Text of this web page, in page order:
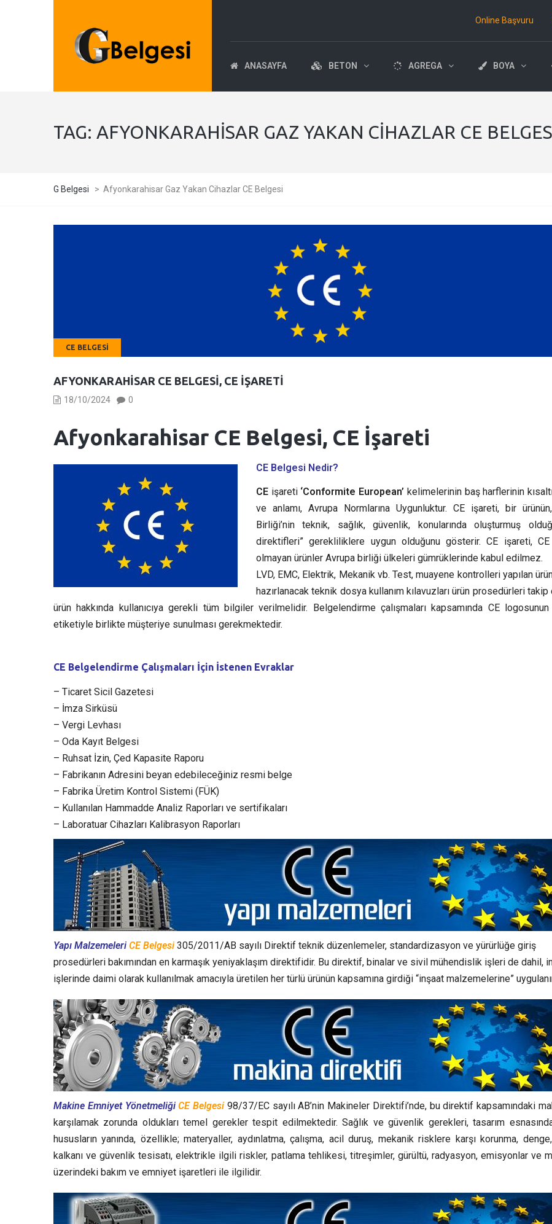
Online Başvuru
ANASAYFA BETON AGREGA BOYA
TAG: AFYONKARAHISAR GAZ YAKAN CIHAZLAR CE
G Belgesi > Afyonkarahisar Gaz Yakan Cihazlar CE Belgesi
CE BELGESI
AFYONKARAHISAR CE BELGESI, CE İŞARETI
18/10/2024 0
Afyonkarahisar CE Belgesi, CE İşareti
CE Belgesi Nedir?
CE işareti ‘Conformite European’ kelimelerinin baş harflerinin
ve anlamı, Avrupa Normlarına Uygunluktur. CE işareti, bir
Birliği’nin teknik, sağlık, güvenlik, konularında oluşturmuş
direktifleri” gerekliliklere uygun olduğunu gösterir. CE işareti,
olmayan ürünler Avrupa birliği ülkeleri gümrüklerinde kabul edilmez.
LVD, EMC, Elektrik, Mekanik vb. Test, muayene kontrolleri yapılan
hazırlanacak teknik dosya kullanım kılavuzları ürün prosedürleri
ürün hakkında kullanıcıya gerekli tüm bilgiler verilmelidir. Belgelendirme çalışmaları kapsamında CE
etiketiyle birlikte müşteriye sunulması gerekmektedir.
CE Belgelendirme Çalışmaları İçin İstenen Evraklar
– Ticaret Sicil Gazetesi
– İmza Sirküsü
– Vergi Levhası
– Oda Kayıt Belgesi
– Ruhsat İzin, Çed Kapasite Raporu
– Fabrikanın Adresini beyan edebileceğiniz resmi belge
– Fabrika Üretim Kontrol Sistemi (FÜK)
– Kullanılan Hammadde Analiz Raporları ve sertifikaları
– Laboratuar Cihazları Kalibrasyon Raporları
Yapı Malzemeleri CE Belgesi 305/2011/AB sayılı Direktif teknik düzenlemeler, standardizasyon ve yürürlüğe giriş
prosedürleri bakımından en karmaşık yeniyaklaşım direktifidir. Bu direktif, binalar ve sivil mühendislik işleri de dahil,
işlerinde daimi olarak kullanılmak amacıyla üretilen her türlü ürünün kapsamına girdiği “inşaat malzemelerine”
Makine Emniyet YönetmeliğiCE Belgesi 98/37/EC sayılı AB’nin Makineler Direktifi’nde, bu direktif kapsamındaki
karşılamak zorunda oldukları temel gerekler tespit edilmektedir. Sağlık ve güvenlik gerekleri, tasarım
hususların yanında, özellikle; materyaller, aydınlatma, çalışma, acil duruş, mekanik risklere karşı korunma,
kalkanı ve güvenlik tesisatı, elektrikle ilgili riskler, patlama tehlikesi, titreşimler, gürültü, radyasyon, emisyonlar ve
üzerindeki bakım ve emniyet işaretleri ile ilgilidir.